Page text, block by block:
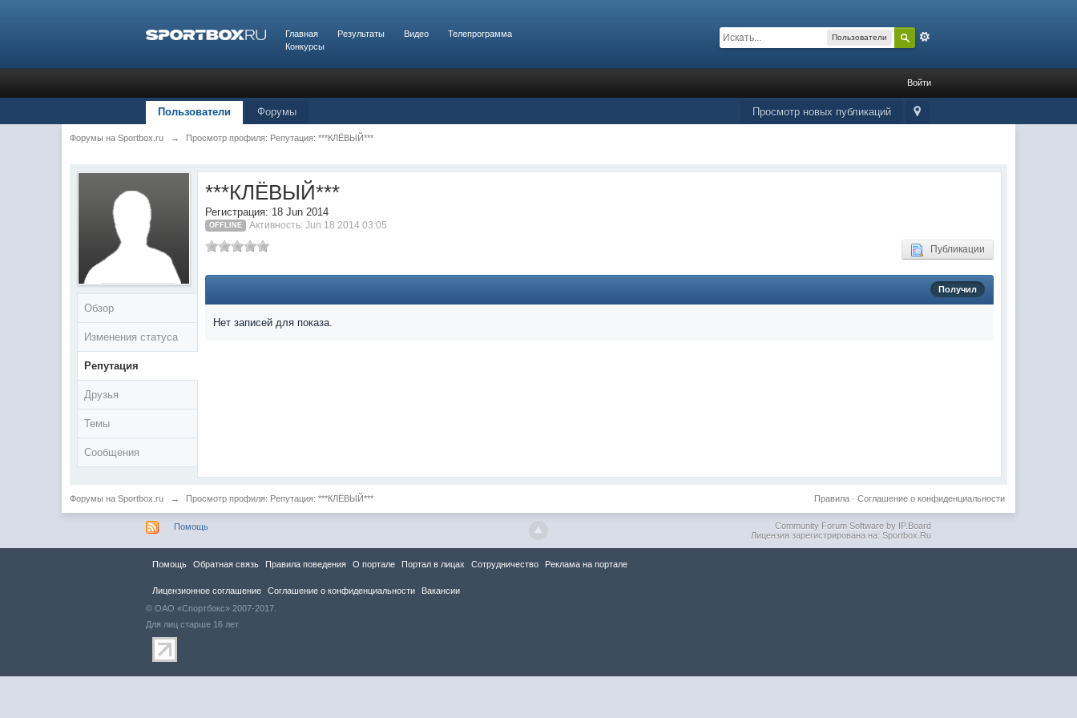
Главная Результаты Видео
Телепрограмма
Конкурсы
Пользователи
Войти
Просмотр новых публикаций
Пользователи Форумы
Форумы на Sportbox.ru → Просмотр профиля: Репутация: ***КЛЁВЫЙ***
Обзор
Изменения статуса
Репутация
Друзья
Темы
Сообщения
***КЛЁВЫЙ***
Регистрация: 18 Jun 2014
OFFLINE Активность: Jun 18 2014 03:05
Публикации
Получил
Нет записей для показа.
Форумы на Sportbox.ru → Просмотр профиля: Репутация: ***КЛЁВЫЙ*** Соглашение о конфиденциальности
Правила·
Помощь
Community Forum Software by IP.Board
Лицензия зарегистрирована на: Sportbox.Ru
Помощь Обратная связь Правила повeдения О портале Портал в лицах Сотрудничество Реклама на портале
Лицензионное соглашение Соглашение о конфиденциальности
Вакансии
© ОАО «Спортбокс» 2007-2017.
Для лиц старше 16 лет